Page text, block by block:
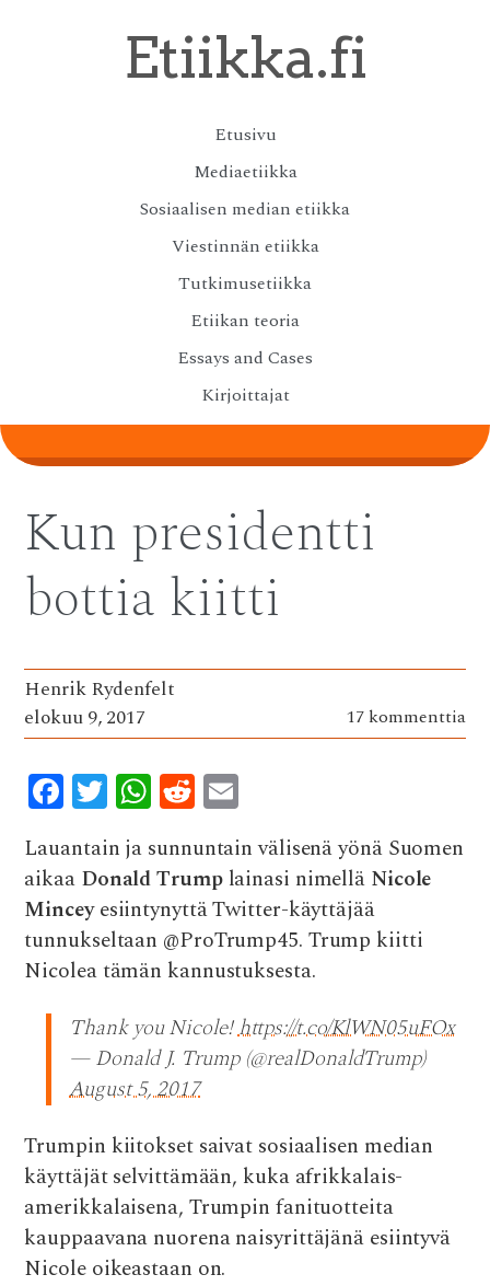
Etiikka.fi
Etusivu
Mediaetiikka
Sosiaalisen median etiikka
Viestinnän etiikka
Tutkimusetiikka
Etiikan teoria
Essays and Cases
Kirjoittajat
Kun presidentti
bottia kiitti
Henrik Rydenfelt
elokuu 9, 2017
17 kommenttia
F
ac
e
b
o
o
T
w
it
te
r
W
h
at
s
A
p
R
e
d
di
t
ai
l
Lauantain ja sunnuntain välisenä yönä Suomen
aikaa Donald Trumplainasi nimellä Nicole
Minceyesiintynyttä Twitter-käyttäjää
tunnukseltaan @ProTrump45. Trump kiitti
Nicolea tämän kannustuksesta.
Thank you Nicole!https://t.co/KlWN05uFOx
— Donald J. Trump (@realDonaldTrump)
August 5, 2017
Trumpin kiitokset saivat sosiaalisen median
käyttäjät selvittämään, kuka afrikkalais-
amerikkalaisena, Trumpin fanituotteita
kauppaavana nuorena naisyrittäjänä esiintyvä
Nicole oikeastaan on.